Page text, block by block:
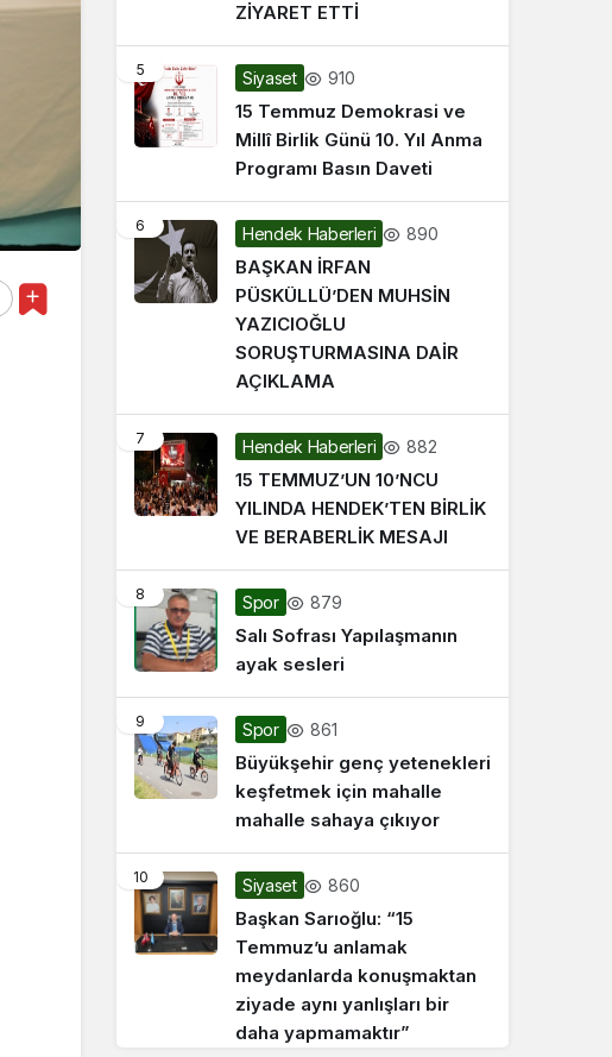
ZİYARET ETTİ
5 Siyaset 910
15 Temmuz Demokrasi ve
Millî Birlik Günü 10. Yıl Anma
Programı Basın Daveti
6 Hendek Haberleri 890
BAŞKAN İRFAN
PÜSKÜLLÜ’DEN MUHSİN
YAZICIOĞLU
SORUŞTURMASINA DAİR
AÇIKLAMA
7 Hendek Haberleri 882
15 TEMMUZ’UN 10’NCU
YILINDA HENDEK’TEN BİRLİK
VE BERABERLİK MESAJI
8 Spor 879
Salı Sofrası Yapılaşmanın
ayak sesleri
9 Spor 861
Büyükşehir genç yetenekleri
keşfetmek için mahalle
mahalle sahaya çıkıyor
10 Siyaset 860
Başkan Sarıoğlu: “15
Temmuz’u anlamak
meydanlarda konuşmaktan
ziyade aynı yanlışları bir
daha yapmamaktır”